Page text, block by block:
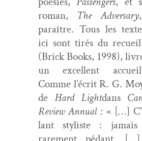
roman, The Adver­sary
paraître. Tous les
ici sont tirés du
(Brick Books, 1998),
un excel­lent
Comme l’écrit R. G.
de Hard Lightdans
Review Annu­al: « […]
lant styl­iste :